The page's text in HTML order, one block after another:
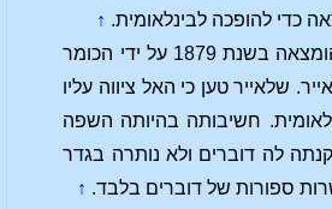
כדי להופכה לבינלאומית. ↑
היא שפה מתוכננת, שהומצאה בשנת 1879 על ידי הכומר
שלאייר טען כי האל ציווה עליו
חשיבותה בהיותה השפה
לה דוברים ולא נותרה בגדר
ספורות של דוברים בלבד. ↑